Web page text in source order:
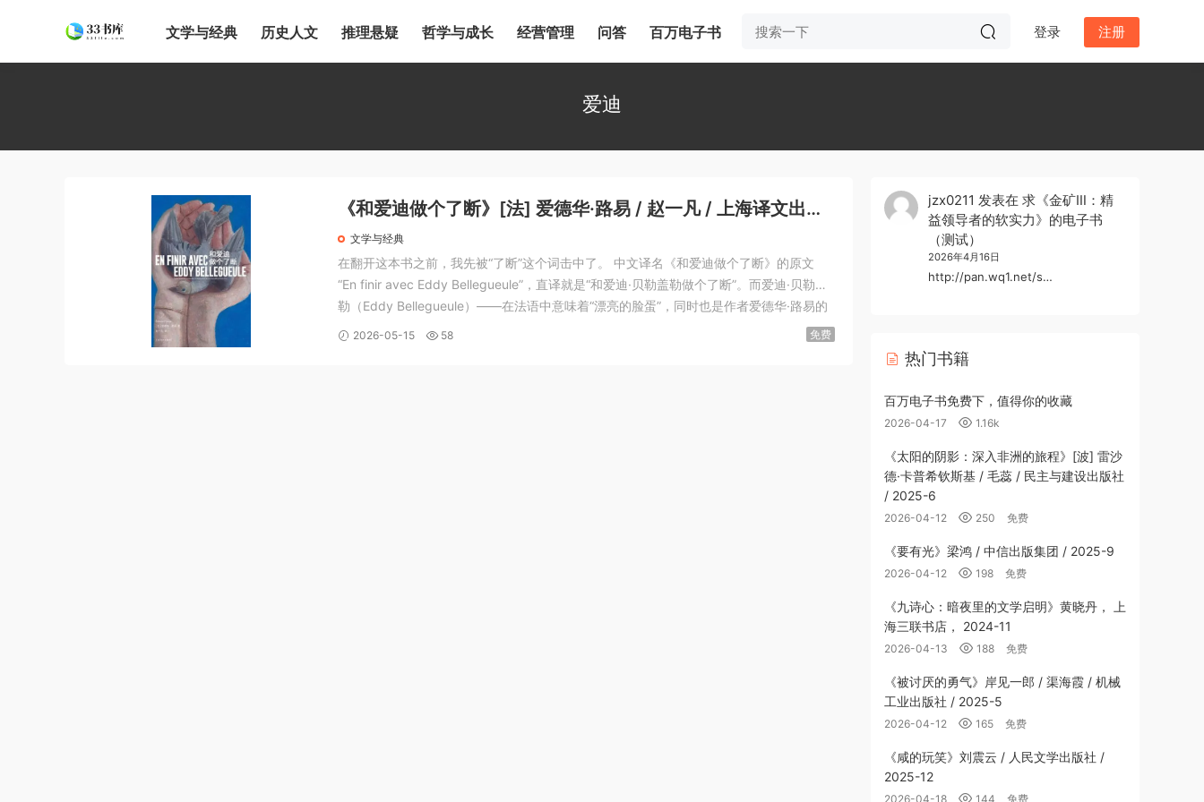
文学与经典 历史人文 推理悬疑 哲学与成长 经营管理 问答 百万电子书 登录 注册
爱迪
《和爱迪做个了断》[法] 爱德华·路易 / 赵一凡 / 上海译文出版
社 / 2025-9
文学与经典
在翻开这本书之前，我先被“了断”这个词击中了。 中文译名《和爱迪做个了断》的原文
“En finir avec Eddy Bellegueule”，直译就是“和爱迪·贝勒盖勒做个了断”。而爱迪·贝勒盖
勒（Eddy Bellegueule）——在法语中意味着“漂亮的脸蛋”，同时也是作者爱德华·路易的
出生名。 一个与硬汉父亲期望背道而驰，充满了阴柔、嘲讽与不堪的...
2026-05-15 58 免费
jzx0211 发表在 求《金矿Ⅲ：精
益领导者的软实力》的电子书
（测试）
2026年4月16日
http://pan.wq1.net/s…
热门书籍
百万电子书免费下，值得你的收藏
2026-04-17 1.16k
《太阳的阴影：深入非洲的旅程》[波] 雷沙
德·卡普希钦斯基 / 毛蕊 / 民主与建设出版社
/ 2025-6
2026-04-12 250 免费
《要有光》梁鸿 / 中信出版集团 / 2025-9
2026-04-12 198 免费
《九诗心：暗夜里的文学启明》黄晓丹， 上
海三联书店， 2024-11
2026-04-13 188 免费
《被讨厌的勇气》岸见一郎 / 渠海霞 / 机械
工业出版社 / 2025-5
2026-04-12 165 免费
《咸的玩笑》刘震云 / 人民文学出版社 /
2025-12
2026-04-18 144 免费